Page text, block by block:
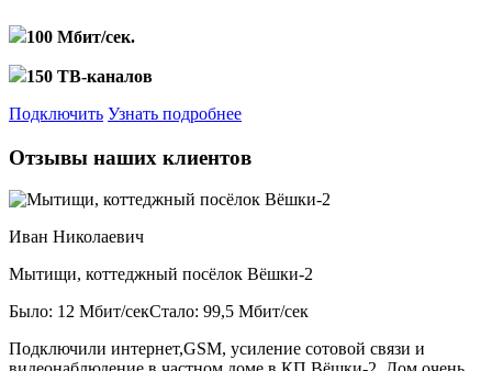
100 Мбит/сек.
150 ТВ-каналов
Подключить Узнать подробнее
Отзывы наших клиентов
Иван Николаевич
Мытищи, коттеджный посёлок Вёшки-2
Было: 12 Мбит/секСтало: 99,5 Мбит/сек
Подключили интернет,GSM, усиление сотовой связи и